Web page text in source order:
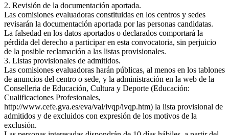
2. Revisión de la documentación aportada.
Las comisiones evaluadoras constituidas en los centros y sedes
revisarán la documentación aportada por las personas candidatas.
La falsedad en los datos aportados o declarados comportará la
pérdida del derecho a participar en esta convocatoria, sin perjuicio
de la posible reclamación a las listas provisionales.
3. Listas provisionales de admitidos.
Las comisiones evaluadoras harán públicas, al menos en los tablones
de anuncios del centro o sede, y la administración en la web de la
Conselleria de Educación, Cultura y Deporte (Educación:
Cualificaciones Profesionales,
http://www.cefe.gva.es/eva/val/ivqp/ivqp.htm) la lista provisional de
admitidos y de excluidos con expresión de los motivos de la
exclusión.